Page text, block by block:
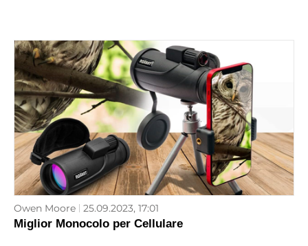
Owen Moore 25.09.2023, 17:01
Miglior Monocolo per Cellulare